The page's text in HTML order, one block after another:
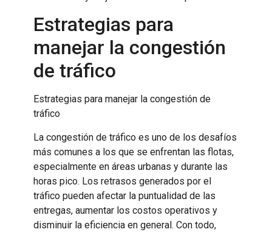
Estrategias para
manejar la congestión
de tráfico
Estrategias para manejar la congestión de
tráfico
La congestión de tráfico es uno de los desafíos
más comunes a los que se enfrentan las flotas,
especialmente en áreas urbanas y durante las
horas pico. Los retrasos generados por el
tráfico pueden afectar la puntualidad de las
entregas, aumentar los costos operativos y
disminuir la eficiencia en general. Con todo,